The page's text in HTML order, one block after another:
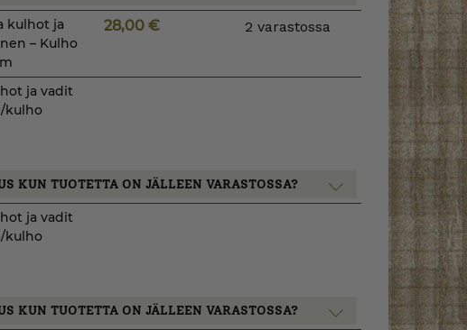
kulhot ja
– Kulho
28,00 € 2 varastossa
ja vadit
kulho
KUN TUOTETTA ON JÄLLEEN VARASTOSSA?
ja vadit
kulho
KUN TUOTETTA ON JÄLLEEN VARASTOSSA?